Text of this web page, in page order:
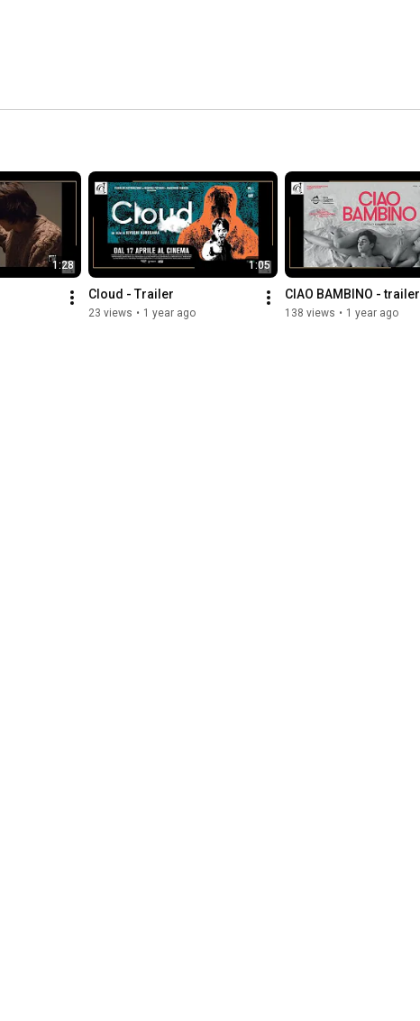
1:28 1:05
Cloud - Trailer
23 views • 1 year ago
CIAO BAMBINO - trailer
138 views • 1 year ago